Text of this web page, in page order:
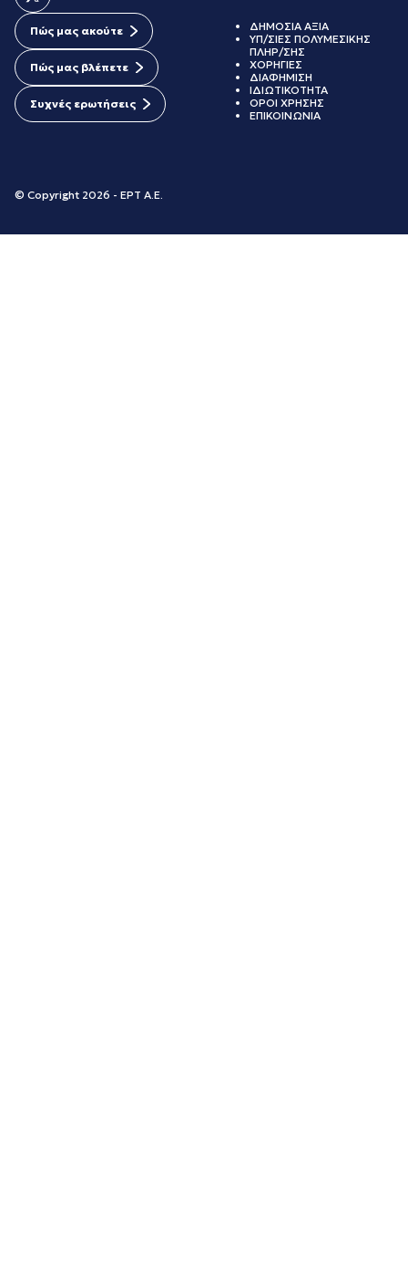
Πώς μας ακούτε
Πώς μας βλέπετε
Συχνές ερωτήσεις
© Copyright 2026 - ΕΡΤ Α.Ε.
ΔΗΜΟΣΙΑ ΑΞΙΑ
ΥΠ/ΣΙΕΣ ΠΟΛΥΜΕΣΙΚΗΣ
ΠΛΗΡ/ΣΗΣ
ΧΟΡΗΓΙΕΣ
ΔΙΑΦΗΜΙΣΗ
ΙΔΙΩΤΙΚΟΤΗΤΑ
ΟΡΟΙ ΧΡΗΣΗΣ
ΕΠΙΚΟΙΝΩΝΙΑ